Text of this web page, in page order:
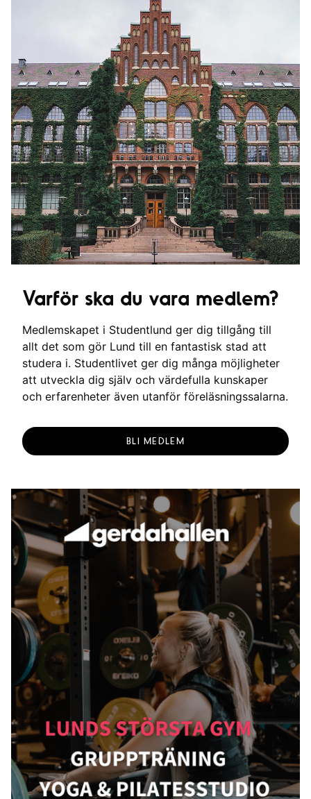
Varför ska du vara medlem?
Medlemskapet i Studentlund ger dig tillgång till
allt det som gör Lund till en fantastisk stad att
studera i. Studentlivet ger dig många möjligheter
att utveckla dig själv och värdefulla kunskaper
och erfarenheter även utanför föreläsningssalarna.
BLI MEDLEM